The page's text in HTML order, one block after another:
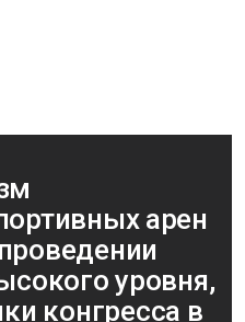
арен
уровня,
конгресса в